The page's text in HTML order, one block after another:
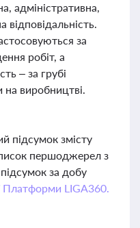
адміністративна,
відповідальність.
за
робіт, а
– за грубі
виробництві.
підсумок змісту
першоджерел з
за добу
Платформи LIGA360.